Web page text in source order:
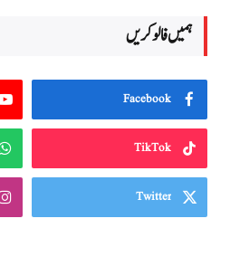
ہمیں فالو کریں
Facebook
TikTok
Twitter